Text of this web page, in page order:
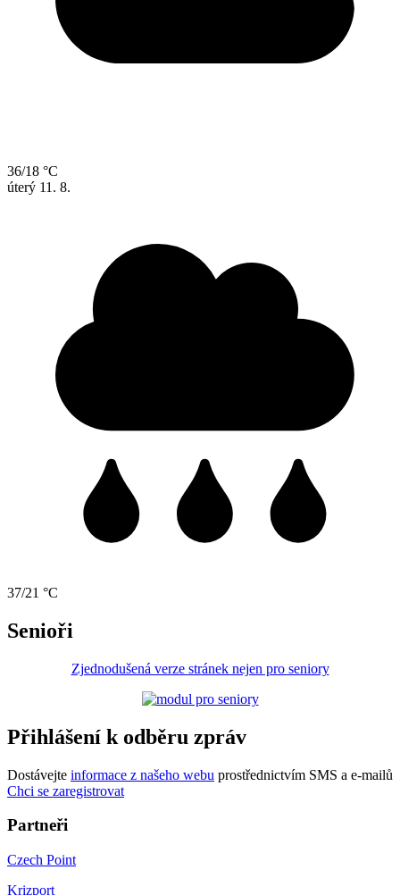
36/18 °C
úterý 11. 8.
37/21 °C
Senioři
Zjednodušená verze stránek nejen pro seniory
Přihlášení k odběru zpráv
Dostávejte informace z našeho webu prostřednictvím SMS a e-mailů
Chci se zaregistrovat
Partneři
Czech Point
Krizport